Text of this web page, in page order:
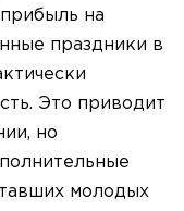
на
праздники в
Это приводит
но
молодых